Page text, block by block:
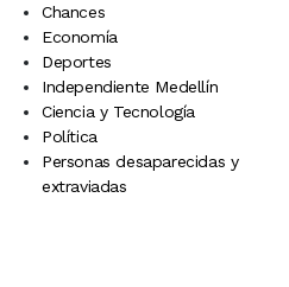
Chances
Economía
Deportes
Independiente Medellín
Ciencia y Tecnología
Política
Personas desaparecidas y
extraviadas